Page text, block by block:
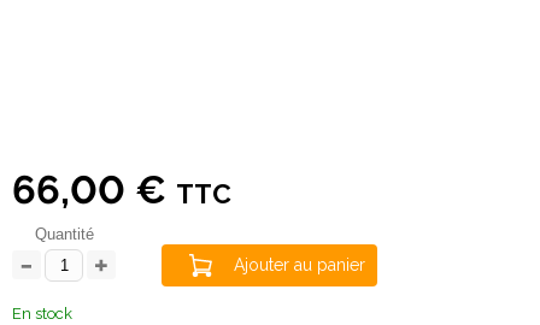
66,00 € TTC
Quantité
Ajouter au panier
En stock